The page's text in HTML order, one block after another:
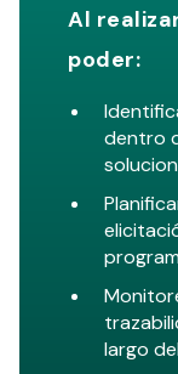
Al
poder:
dentro
largo